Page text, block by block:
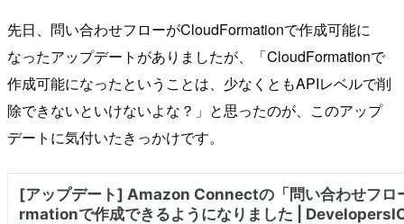
先日、問い合わせフローがCloudFormationで作成可能に
なったアップデートがありましたが、「CloudFormationで
作成可能になったということは、少なくともAPIレベルで削
除できないといけないよな？」と思ったのが、このアップ
デートに気付いたきっかけです。